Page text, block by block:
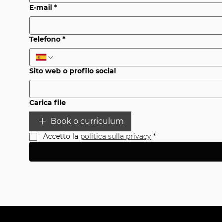
E-mail *
Telefono *
Sito web o profilo social
Carica file
Book o curriculum
Accetto la politica sulla privacy *